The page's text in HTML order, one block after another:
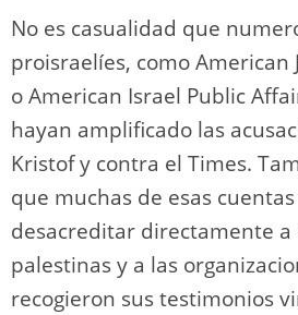
No es casualidad que
proisraelíes, como American
o American Israel Public
hayan amplificado las
Kristof y contra el Times.
que muchas de esas
desacreditar directamente a
palestinas y a las
recogieron sus testimonios